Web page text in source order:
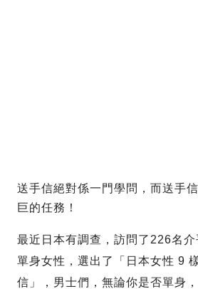
送手信絕對係一門學問，而送手
巨的任務！
最近日本有調查，訪問了226名
單身女性，選出了「日本女性 9
信」，男士們，無論你是否單身